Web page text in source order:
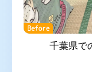
Before
千葉県で